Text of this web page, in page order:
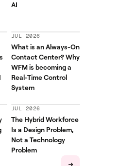
AI
JUL 2026
What is an Always-On
Contact Center? Why
WFM is becoming a
Real-Time Control
System
JUL 2026
The Hybrid Workforce
Is a Design Problem,
Not a Technology
Problem